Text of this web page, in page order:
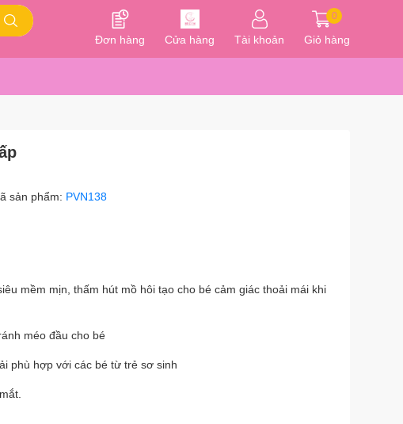
Đơn hàng Cửa hàng Tài khoản
0
Giỏ hàng
sản phẩm: PVN138
mềm mịn, thấm hút mồ hôi tạo cho bé cảm giác thoải mái khi
méo đầu cho bé
phù hợp với các bé từ trẻ sơ sinh